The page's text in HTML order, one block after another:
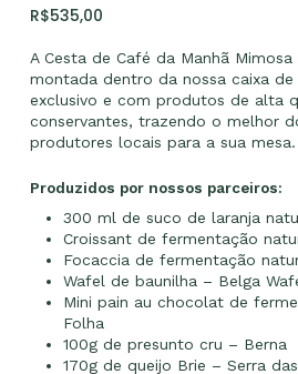
R$535,00
A Cesta de Café da Manhã Mimosa
montada dentro da nossa caixa
exclusivo e com produtos de alta
conservantes, trazendo o melhor
produtores locais para a sua mesa.
Produzidos por nossos parceiros:
300 ml de suco de laranja
Croissant de fermentação
Focaccia de fermentação
Wafel de baunilha – Belga
Mini pain au chocolat de
Folha
100g de presunto cru – Berna
170g de queijo Brie – Serra